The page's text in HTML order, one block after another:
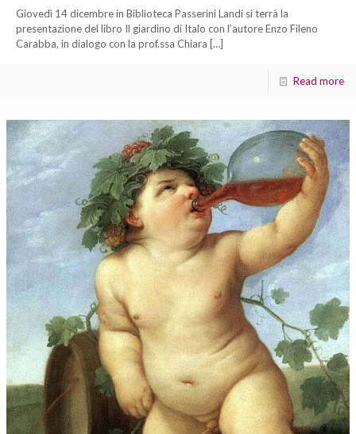
Giovedì 14 dicembre in Biblioteca Passerini Landi si terrà la
presentazione del libro Il giardino di Italo con l’autore Enzo Fileno
Carabba, in dialogo con la prof.ssa Chiara […]
Read more